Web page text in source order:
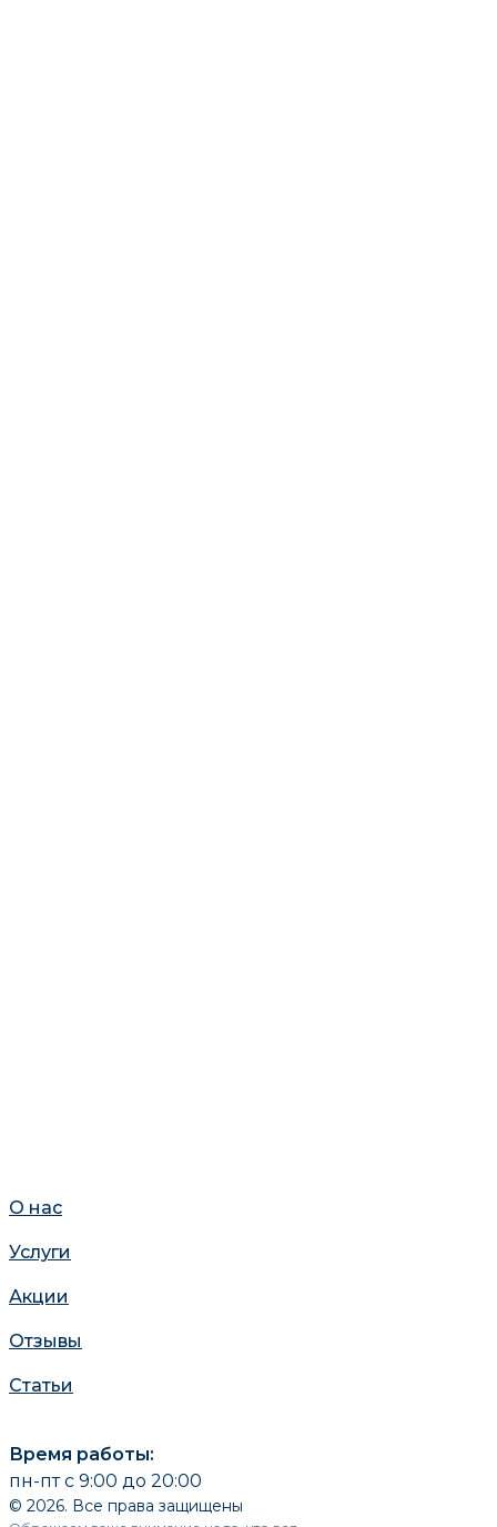
О нас
Услуги
Акции
Отзывы
Статьи
Время работы:
пн-пт с 9:00 до 20:00
© 2026. Все права защищены